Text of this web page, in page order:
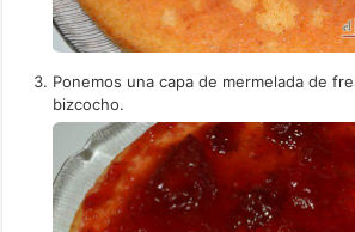
Ponemos una capa de mermelada de
bizcocho.